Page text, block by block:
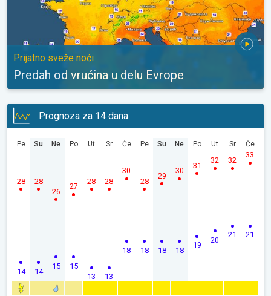
Prijatno sveže noći
Predah od vrućina u delu Evrope
Prognoza za 14 dana
Pe
14
28
Su
14
28
Ne
15
26
Po
15
27
Ut
13
28
Sr
13
28
Če
18
30
Pe
18
28
Su
18
29
Ne
18
30
Po
19
31
Ut
20
32
Sr
21
32
Če
21
33